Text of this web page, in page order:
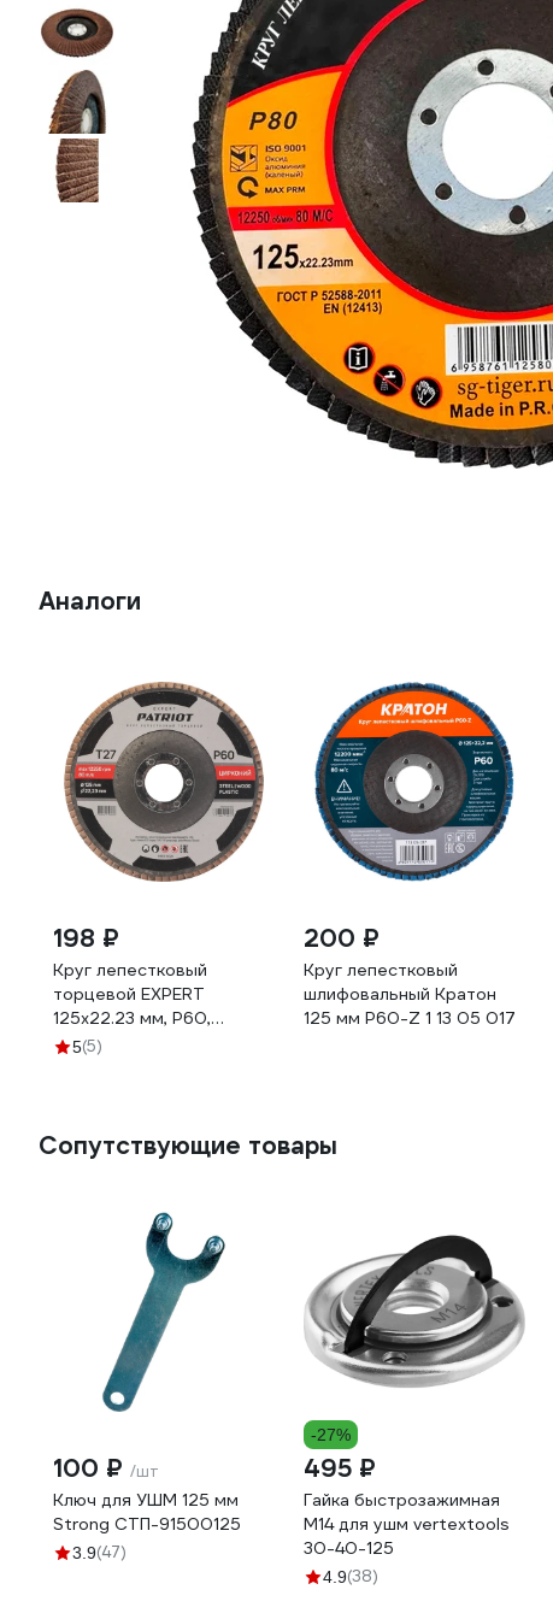
Аналоги
198 ₽
Круг лепестковый
торцевой EXPERT
125x22.23 мм, P60,
цирконий Patriot
5(5)
200 ₽
Круг лепестковый
шлифовальный Кратон
125 мм P60-Z 1 13 05 017
Сопутствующие товары
100 ₽ /шт
Ключ для УШМ 125 мм
Strong СТП-91500125
3.9(47)
-27%
495 ₽
Гайка быстрозажимная
M14 для ушм vertextools
30-40-125
4.9(38)